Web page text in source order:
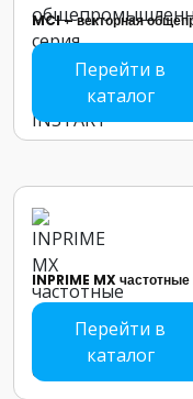
MCI – векторная
Перейти в
каталог
INPRIME MX
Перейти в
каталог